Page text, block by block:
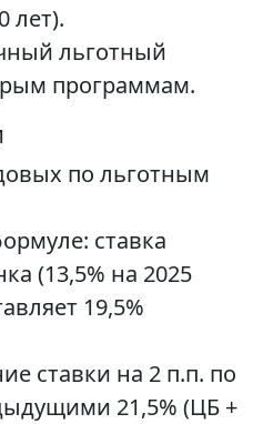
лет).
льготный
программам.
по льготным
ставка
(13,5% на 2025
19,5%
ставки на 2 п.п. по
21,5% (ЦБ +